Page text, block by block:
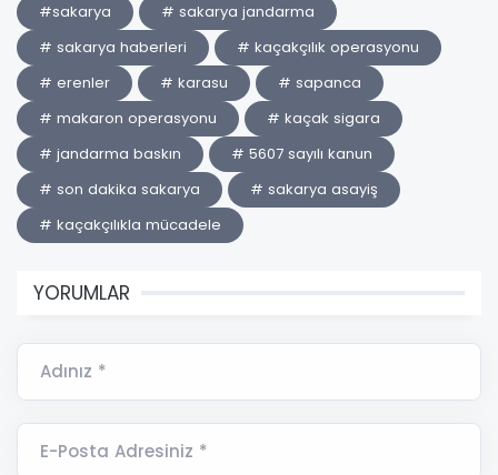
#sakarya
# sakarya jandarma
# sakarya haberleri
# kaçakçılık operasyonu
# erenler
# karasu
# sapanca
# makaron operasyonu
# kaçak sigara
# jandarma baskın
# 5607 sayılı kanun
# son dakika sakarya
# sakarya asayiş
# kaçakçılıkla mücadele
YORUMLAR
Adınız *
E-Posta Adresiniz *